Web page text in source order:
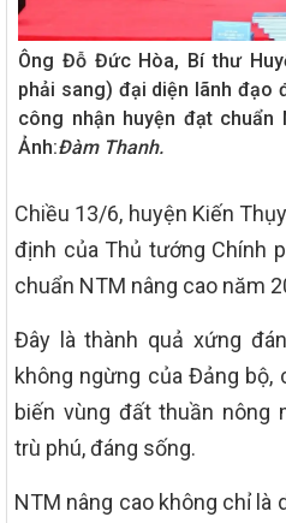
Ông Đỗ Đức Hòa, Bí thư
phải sang) đại diện lãnh đạo
công nhận huyện đạt chuẩn
Ảnh:Đàm Thanh.
Chiều 13/6, huyện Kiến
định của Thủ tướng Chính
chuẩn NTM nâng cao năm
Đây là thành quả xứng
không ngừng của Đảng bộ,
biến vùng đất thuần nông
trù phú, đáng sống.
NTM nâng cao không chỉ là